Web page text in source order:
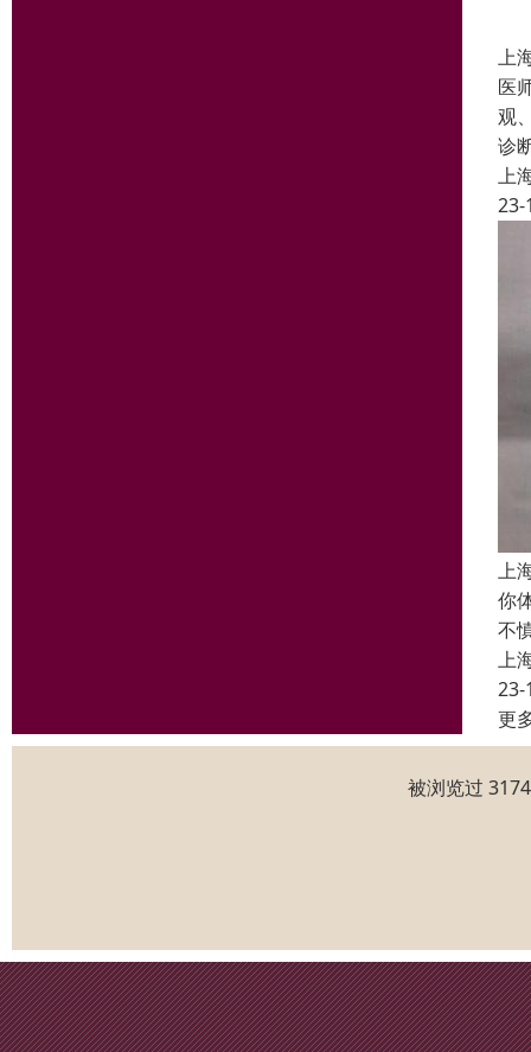
上
医
观
诊
上
23-
上
你
不
上
23-
更
被浏览过